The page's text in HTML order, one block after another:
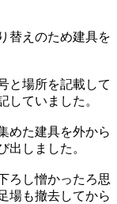
替えのため建具を
と場所を記載して
していました。
めた建具を外から
出しました。
ろし憎かったろ思
場も撤去してから